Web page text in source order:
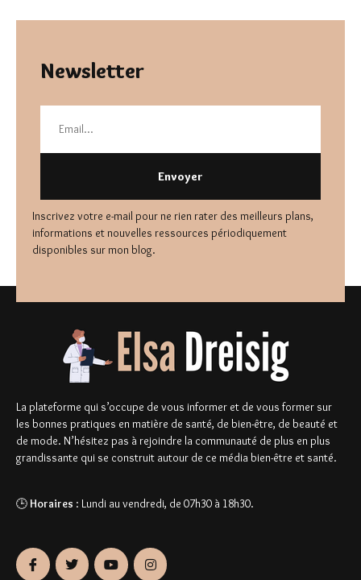
Newsletter
Envoyer
Inscrivez votre e-mail pour ne rien rater des meilleurs plans,
informations et nouvelles ressources périodiquement
disponibles sur mon blog.
La plateforme qui s’occupe de vous informer et de vous former sur
les bonnes pratiques en matière de santé, de bien-être, de beauté et
de mode. N’hésitez pas à rejoindre la communauté de plus en plus
grandissante qui se construit autour de ce média bien-être et santé.
🕒 Horaires : Lundi au vendredi, de 07h30 à 18h30.